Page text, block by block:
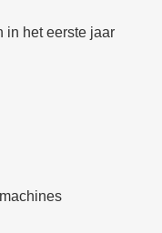
in het eerste jaar